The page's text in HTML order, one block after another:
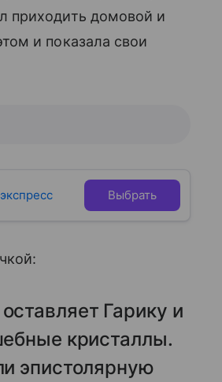
приходить домовой и
и показала свои
Выбрать
Гарику и
кристаллы.
эпистолярную